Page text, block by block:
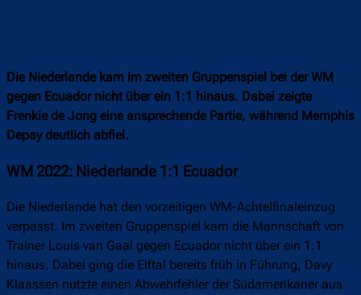
Die Niederlande kam im zweiten Gruppenspiel bei der WM
gegen Ecuador nicht über ein 1:1 hinaus. Dabei zeigte
Frenkie de Jong eine ansprechende Partie, während Memphis
Depay deutlich abfiel.
WM 2022: Niederlande 1:1 Ecuador
Die Niederlande hat den vorzeitigen WM-Achtelfinaleinzug
verpasst. Im zweiten Gruppenspiel kam die Mannschaft von
Trainer Louis van Gaal gegen Ecuador nicht über ein 1:1
hinaus. Dabei ging die Elftal bereits früh in Führung, Davy
Klaassen nutzte einen Abwehrfehler der Südamerikaner aus